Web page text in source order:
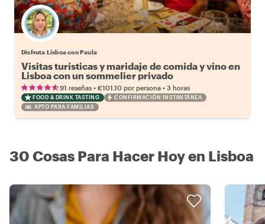
Disfruta Lisboa con Paula
Visitas turísticas y maridaje de comida y vino en
Lisboa con un sommelier privado
91 reseñas • €101.10 por persona • 3 horas
FOOD & DRINK TASTING
CONFIRMACIÓN INSTANTÁNEA
APTO PARA FAMILIAS
30 Cosas Para Hacer Hoy en Lisboa